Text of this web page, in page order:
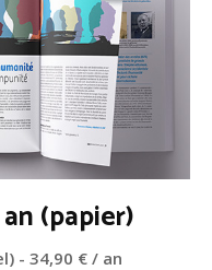
(papier)
- 34,90 € / an